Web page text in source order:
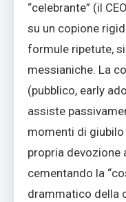
“celebrante” (il
su un copione
formule ripetute,
messianiche. La
(pubblico, early
assiste
momenti di
propria devozione
cementando la
drammatico della